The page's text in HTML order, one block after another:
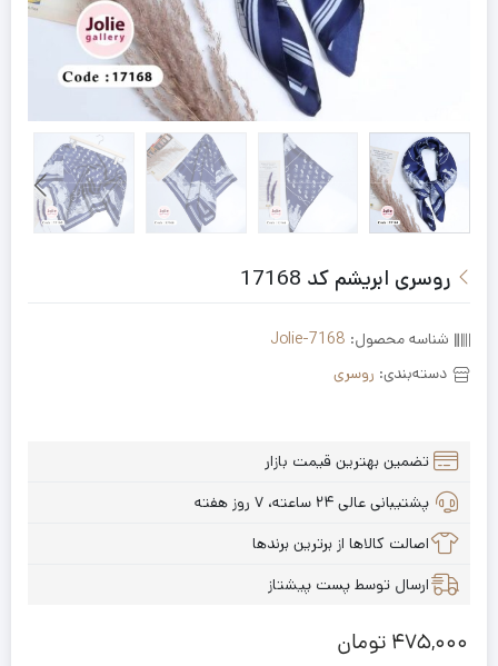
روسری ابریشم کد 17168
شناسه محصول: Jolie-7168
دسته‌بندی: روسری
تضمین بهترین قیمت بازار
پشتیبانی عالی ۲۴ ساعته، ۷ روز هفته
اصالت کالاها از برترین برندها
ارسال توسط پست پیشتاز
475,000 تومان